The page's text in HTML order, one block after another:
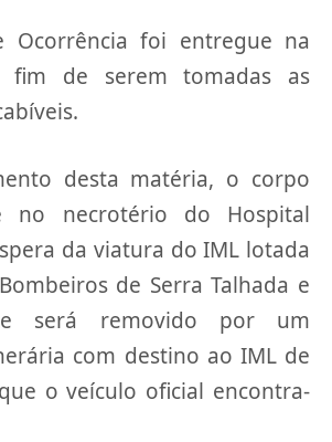
Ocorrência foi entregue na
fim de serem tomadas as
desta matéria, o corpo
no necrotério do Hospital
da viatura do IML lotada
de Serra Talhada e
será removido por um
com destino ao IML de
o veículo oficial encontra-